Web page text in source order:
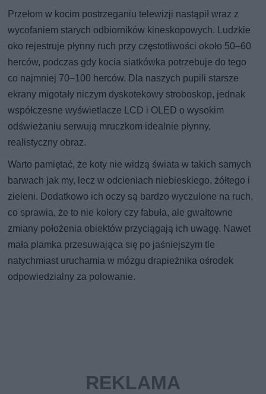
Przełom w kocim postrzeganiu telewizji nastąpił wraz z
wycofaniem starych odbiorników kineskopowych. Ludzkie
oko rejestruje płynny ruch przy częstotliwości około 50–60
herców, podczas gdy kocia siatkówka potrzebuje do tego
co najmniej 70–100 herców. Dla naszych pupili starsze
ekrany migotały niczym dyskotekowy stroboskop, jednak
współczesne wyświetlacze LCD i OLED o wysokim
odświeżaniu serwują mruczkom idealnie płynny,
realistyczny obraz.
Warto pamiętać, że koty nie widzą świata w takich samych
barwach jak my, lecz w odcieniach niebieskiego, żółtego i
zieleni. Dodatkowo ich oczy są bardzo wyczulone na ruch,
co sprawia, że to nie kolory czy fabuła, ale gwałtowne
zmiany położenia obiektów przyciągają ich uwagę. Nawet
mała plamka przesuwająca się po jaśniejszym tle
natychmiast uruchamia w mózgu drapieżnika ośrodek
odpowiedzialny za polowanie.